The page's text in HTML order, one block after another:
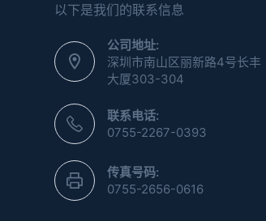
以下是我们的联系信息
公司地址:
深圳市南山区丽新路4号长丰
大厦303-304
联系电话:
0755-2267-0393
传真号码:
0755-2656-0616